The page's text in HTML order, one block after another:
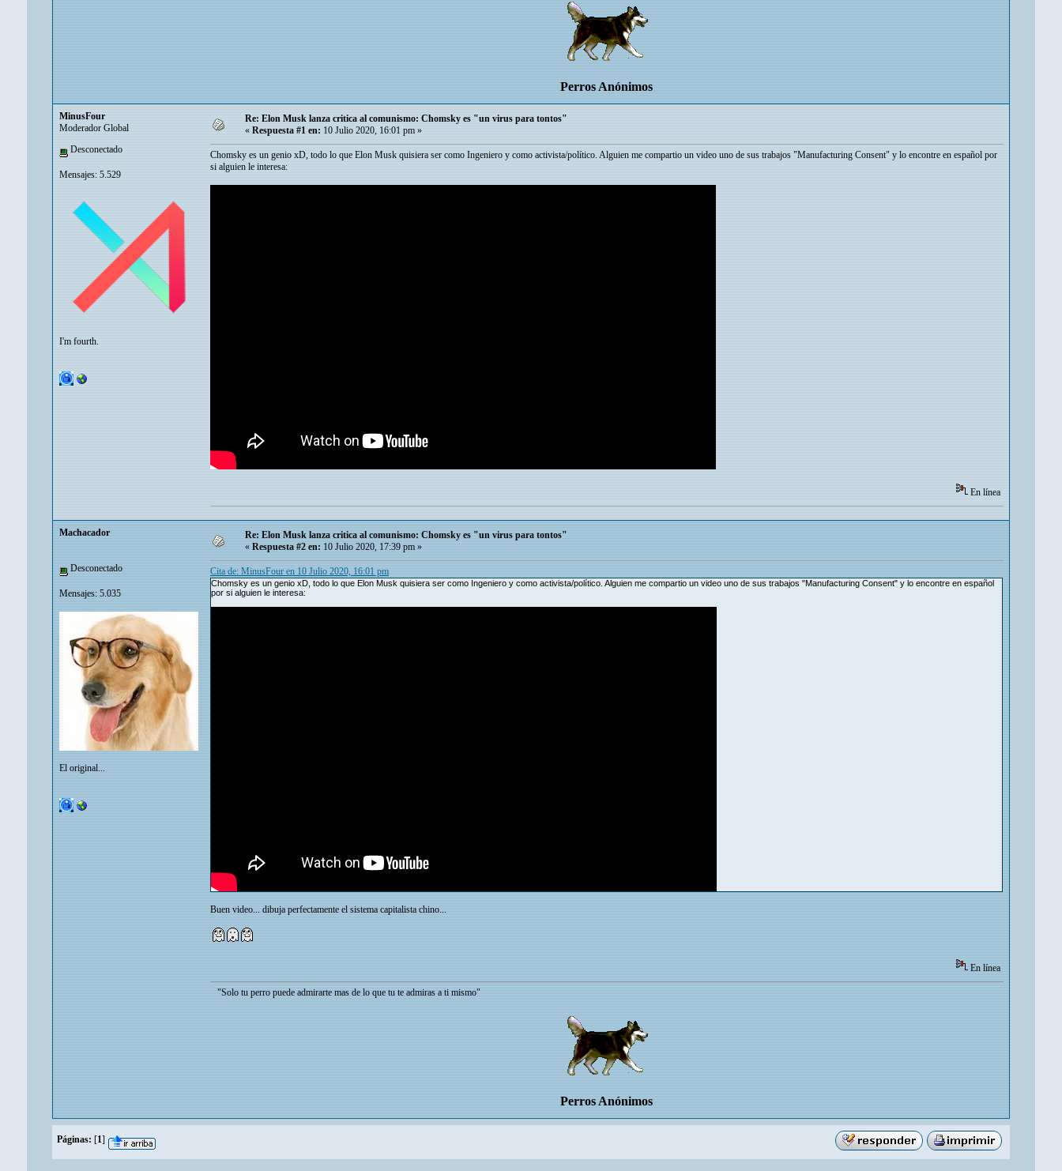
Perros Anónimos
MinusFour
Moderador Global
Desconectado
Mensajes: 5.529
I'm fourth.
Re: Elon Musk lanza critica al comunismo: Chomsky es "un virus para tontos"
« Respuesta #1 en: 10 Julio 2020, 16:01 pm »
Chomsky es un genio xD, todo lo que Elon Musk quisiera ser como Ingeniero y como activista/político. Alguien me compartio un video uno de sus trabajos "Manufacturing Consent" y lo encontre en español por
si alguien le interesa:
En línea
Machacador
Desconectado
Mensajes: 5.035
El original...
Re: Elon Musk lanza critica al comunismo: Chomsky es "un virus para tontos"
«Respuesta #2 en:10 Julio 2020, 17:39 pm »
Cita de: MinusFour en 10 Julio 2020, 16:01 pm
Chomsky es un genio xD, todo lo que Elon Musk quisiera ser como Ingeniero y como activista/político. Alguien me compartio un video uno de sus trabajos "Manufacturing Consent" y lo encontre en español
por si alguien le interesa:
Buen video... dibuja perfectamente el sistema capitalista chino...
En línea
"Solo tu perro puede admirarte mas de lo que tu te admiras a ti mismo"
Perros Anónimos
Páginas: [1]